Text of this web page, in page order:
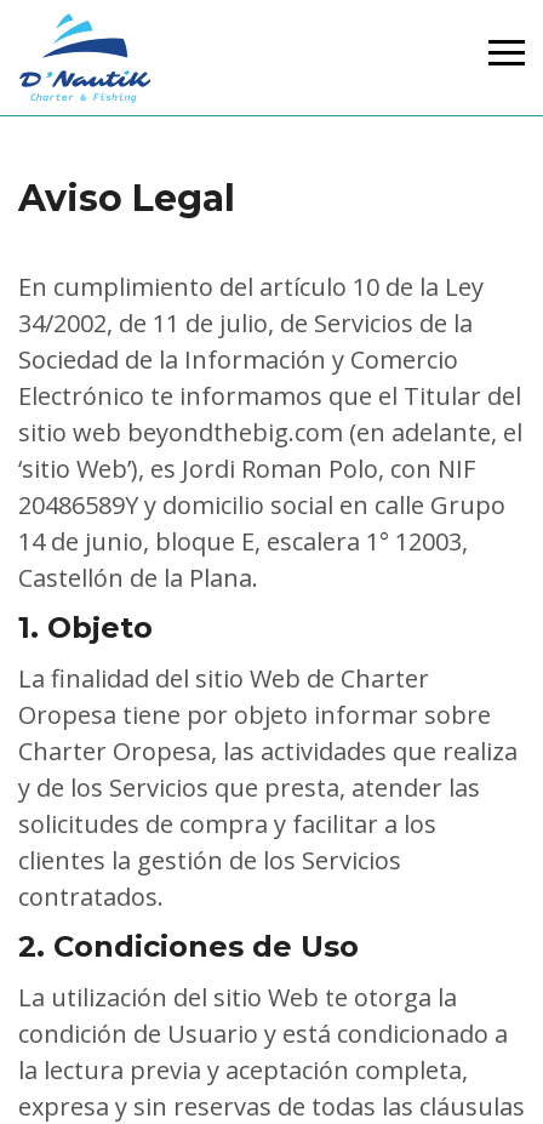
Aviso Legal
En cumplimiento del artículo 10 de la Ley
34/2002, de 11 de julio, de Servicios de la
Sociedad de la Información y Comercio
Electrónico te informamos que el Titular del
sitio web beyondthebig.com (en adelante, el
‘sitio Web’), es Jordi Roman Polo, con NIF
20486589Y y domicilio social en calle Grupo
14 de junio, bloque E, escalera 1° 12003,
Castellón de la Plana.
1. Objeto
La finalidad del sitio Web de Charter
Oropesa tiene por objeto informar sobre
Charter Oropesa, las actividades que realiza
y de los Servicios que presta, atender las
solicitudes de compra y facilitar a los
clientes la gestión de los Servicios
contratados.
2. Condiciones de Uso
La utilización del sitio Web te otorga la
condición de Usuario y está condicionado a
la lectura previa y aceptación completa,
expresa y sin reservas de todas las cláusulas